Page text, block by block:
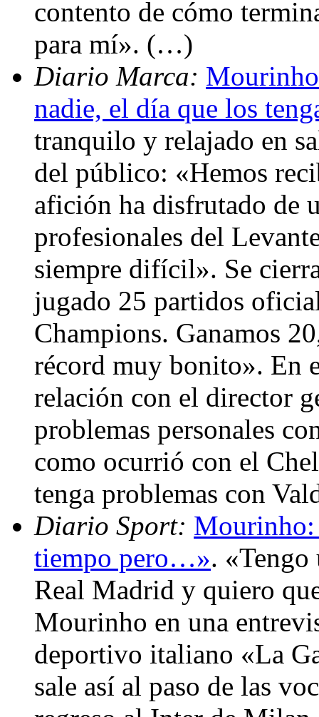
contento de cómo
para mí». (…)
Diario Marca:
nadie, el día que los
tranquilo y relajado en
del público: «Hemos
afición ha disfrutado de
profesionales del
siempre difícil». Se
jugado 25 partidos
Champions. Ganamos
récord muy bonito». En
relación con el director
problemas personales
como ocurrió con el
tenga problemas con
Diario Sport: Mourinho:
tiempo pero…». «Tengo
Real Madrid y quiero
Mourinho en una
deportivo italiano «La
sale así al paso de las